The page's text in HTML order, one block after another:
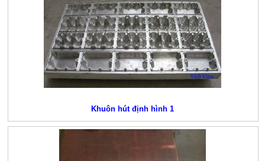
Khuôn hút định hình 1